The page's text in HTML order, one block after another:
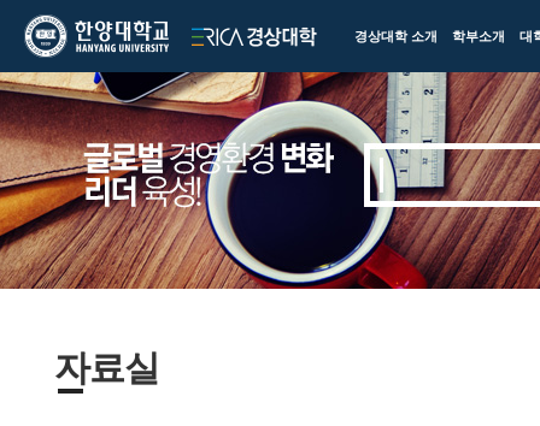
한양대학교
한양대학교
ERICA
경상대학
경상대학 소개 학부소개 대
자료실